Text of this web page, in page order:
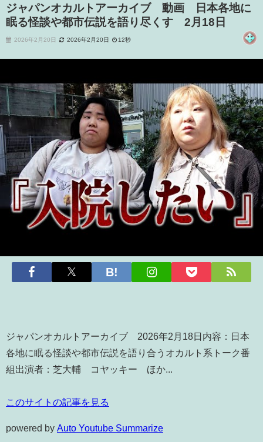
ジャパンオカルトアーカイブ 動画 日本各地に
眠る怪談や都市伝説を語り尽くす 2月18日
2026年2月20日 2026年2月20日 12秒
ジャパンオカルトアーカイブ 2026年2月18日内容：日本
各地に眠る怪談や都市伝説を語り合うオカルト系トーク番
組出演者：芝大輔 コヤッキー ほか...
このサイトの記事を見る
powered by Auto Youtube Summarize